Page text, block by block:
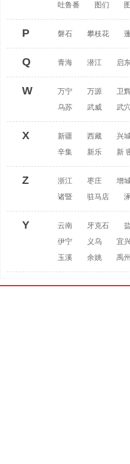
吐鲁番
图们
P 磐石 攀枝花
Q 青海 潜江 启
W 万宁 万源 卫
乌苏
武威 武穴
X 新疆 西藏 兴
辛集
新乐 新
Z 浙江 枣庄 增
诸暨
驻马店
Y 云南 牙克石
伊宁
义乌 宜
玉溪
余姚 禹州